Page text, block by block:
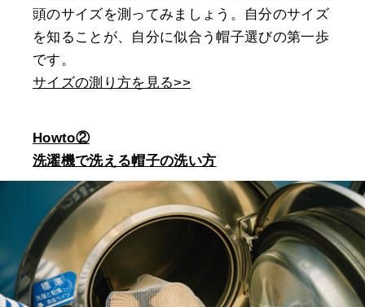
頭のサイズを測ってみましょう。自分のサイズ
を知ることが、自分に似合う帽子選びの第一歩
です。
サイズの測り方を見る>>
Howto②
洗濯機で洗える帽子の洗い方